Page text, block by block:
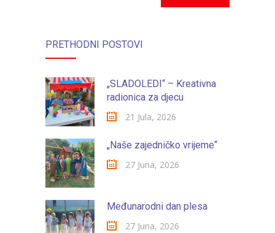
PRETHODNI POSTOVI
„SLADOLEDI“ – Kreativna
radionica za djecu
21 Jula, 2026
„Naše zajedničko vrijeme“
27 Juna, 2026
Međunarodni dan plesa
27 Juna, 2026